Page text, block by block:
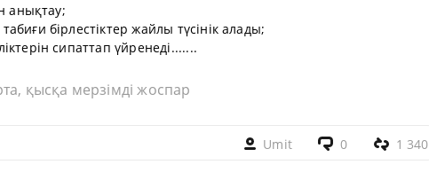
анықтау;
табиғи бірлестіктер жайлы түсінік алады;
сипаттап үйренеді.......
қысқа мерзімді жоспар
Umit 0 1 340